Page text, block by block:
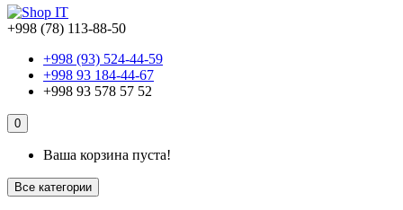
+998 (78) 113-88-50
+998 (93) 524-44-59
+998 93 184-44-67
+998 93 578 57 52
0
Ваша корзина пуста!
Все категории